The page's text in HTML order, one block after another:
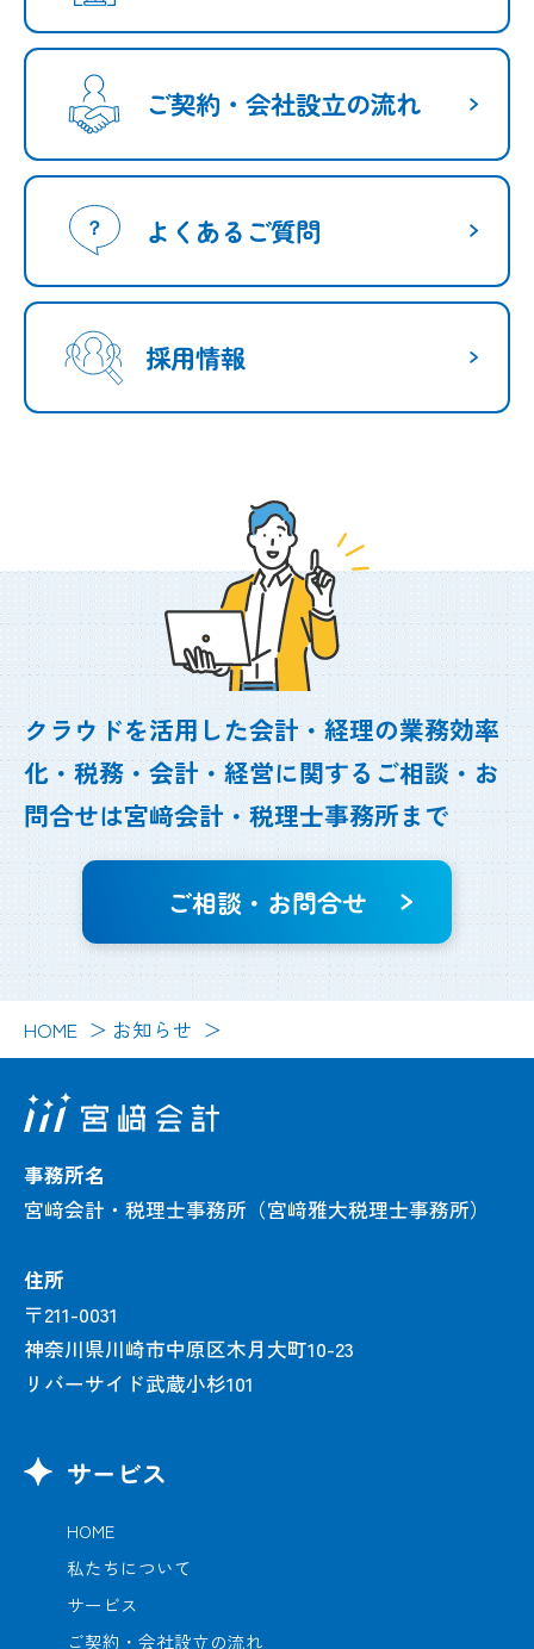
ご契約・会社設立の流れ
よくあるご質問
採用情報
クラウドを活用した会計・経理の業務効率
化・税務・会計・経営に関するご相談・お
問合せは宮﨑会計・税理士事務所まで
ご相談・お問合せ
HOME お知らせ
事務所名
宮﨑会計・税理士事務所（宮﨑雅大税理士事務所）
住所
〒211-0031
神奈川県川崎市中原区木月大町10-23
リバーサイド武蔵小杉101
サービス
HOME
私たちについて
サービス
ご契約・会社設立の流れ